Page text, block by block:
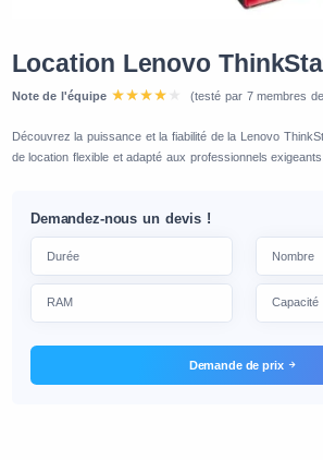
Location Lenovo
Note de l'équipe (testé par 7 membres
Découvrez la puissance et la fiabilité de la Lenovo
de location flexible et adapté aux professionnels exigeants.
Demandez-nous un devis !
Demande de prix